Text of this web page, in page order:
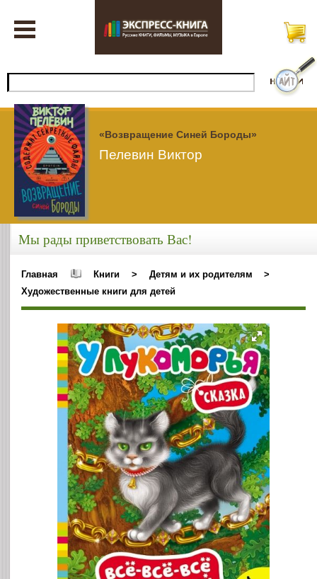
«Возвращение Синей Бороды»
Пелевин Виктор
Мы рады приветствовать Вас!
Главная Книги > Детям и их родителям
>
Художественные книги для детей